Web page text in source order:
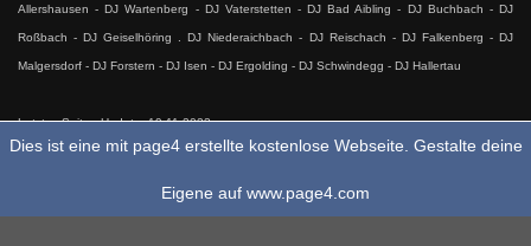
Allershausen - DJ Wartenberg - DJ Vaterstetten - DJ Bad Aibling - DJ Buchbach - DJ
Roßbach - DJ Geiselhöring . DJ Niederaichbach - DJ Reischach - DJ Falkenberg - DJ
Malgersdorf - DJ Forstern - DJ Isen - DJ Ergolding - DJ Schwindegg - DJ Hallertau
Letztes Seiten-Update: 19.11.2023
Dies ist eine mit page4 erstellte kostenlose Webseite. Gestalte deine
Eigene auf www.page4.com